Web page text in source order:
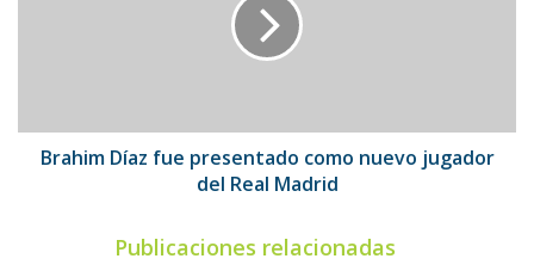
Real
Madrid
Brahim Díaz fue presentado como nuevo jugador
del Real Madrid
Publicaciones relacionadas